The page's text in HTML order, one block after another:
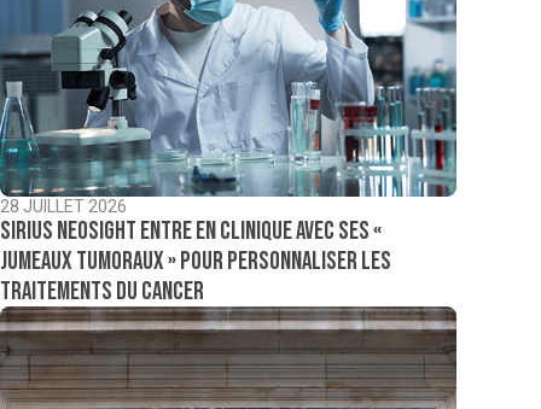
28 JUILLET 2026
Sirius NeoSight entre en clinique avec ses «
jumeaux tumoraux » pour personnaliser les
traitements du cancer